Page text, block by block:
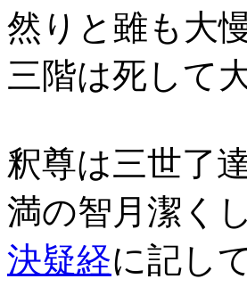
然りと雖も大
三階は死して
釈尊は三世了
満の智月潔く
決疑経に記し